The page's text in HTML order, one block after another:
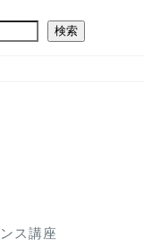
検索
ス講座